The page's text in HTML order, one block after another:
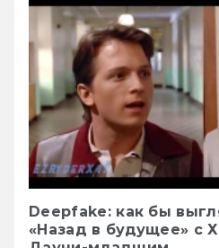
Deepfake: как бы
«Назад в будущее» с